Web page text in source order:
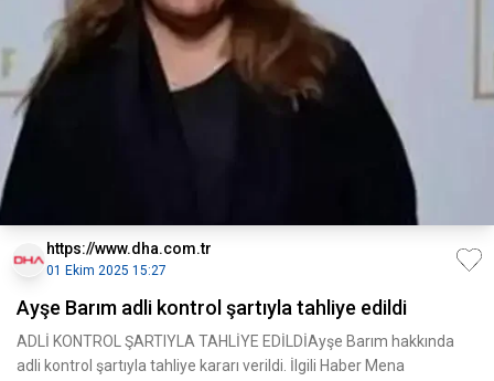
https://www.dha.com.tr
01 Ekim 2025 15:27
Ayşe Barım adli kontrol şartıyla tahliye edildi
ADLİ KONTROL ŞARTIYLA TAHLİYE EDİLDİAyşe Barım hakkında
adli kontrol şartıyla tahliye kararı verildi. İlgili Haber Mena